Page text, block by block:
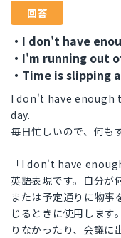
回答
・I don't have
・I'm running out
・Time is slipping
I don't have enough
day.
毎日忙しいので、何も
「I don't have
英語表現です。自分が
または予定通りに物事
じるときに使用します
りなかったり、会議に